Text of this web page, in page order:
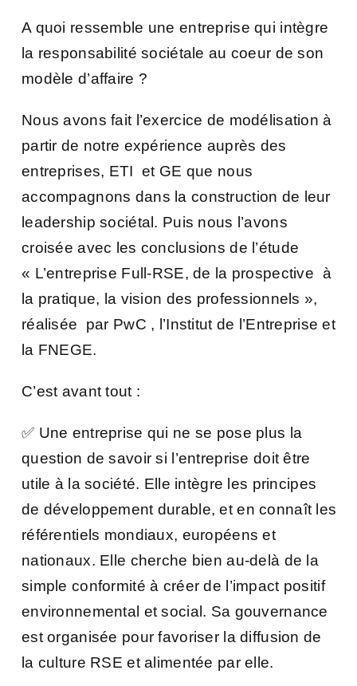
A quoi ressemble une entreprise qui intègre
la responsabilité sociétale au coeur de son
modèle d’affaire ?
Nous avons fait l’exercice de modélisation à
partir de notre expérience auprès des
entreprises, ETI et GE que nous
accompagnons dans la construction de leur
leadership sociétal. Puis nous l’avons
croisée avec les conclusions de l’étude
« L’entreprise Full-RSE, de la prospective à
la pratique, la vision des professionnels »,
réalisée par PwC , l’Institut de l’Entreprise et
la FNEGE.
C’est avant tout :
✅ Une entreprise qui ne se pose plus la
question de savoir si l’entreprise doit être
utile à la société. Elle intègre les principes
de développement durable, et en connaît les
référentiels mondiaux, européens et
nationaux. Elle cherche bien au-delà de la
simple conformité à créer de l’impact positif
environnemental et social. Sa gouvernance
est organisée pour favoriser la diffusion de
la culture RSE et alimentée par elle.